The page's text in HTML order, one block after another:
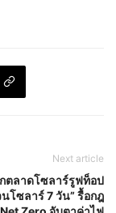
Next article
ตลาดโซลาร์รูฟท็อป
โซลาร์ 7 วัน” รื้อกฎ